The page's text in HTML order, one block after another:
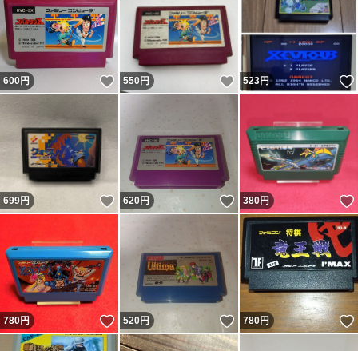
600円 いいね！
550円 いいね！
523円
699円 いいね！
620円 いいね！
380円
780円 いいね！
520円 いいね！
780円